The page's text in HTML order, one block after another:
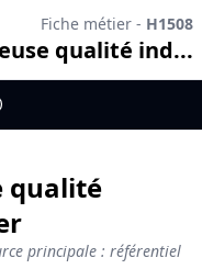
Fiche métier - H1508
qualité ind...
qualité
principale : référentiel